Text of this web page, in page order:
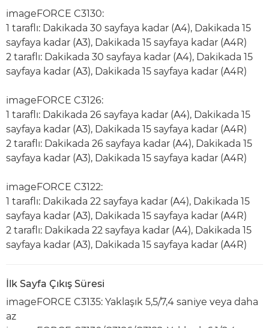
imageFORCE C3130:
1 taraflı: Dakikada 30 sayfaya kadar (A4), Dakikada 15
sayfaya kadar (A3), Dakikada 15 sayfaya kadar (A4R)
2 taraflı: Dakikada 30 sayfaya kadar (A4), Dakikada 15
sayfaya kadar (A3), Dakikada 15 sayfaya kadar (A4R)
imageFORCE C3126:
1 taraflı: Dakikada 26 sayfaya kadar (A4), Dakikada 15
sayfaya kadar (A3), Dakikada 15 sayfaya kadar (A4R)
2 taraflı: Dakikada 26 sayfaya kadar (A4), Dakikada 15
sayfaya kadar (A3), Dakikada 15 sayfaya kadar (A4R)
imageFORCE C3122:
1 taraflı: Dakikada 22 sayfaya kadar (A4), Dakikada 15
sayfaya kadar (A3), Dakikada 15 sayfaya kadar (A4R)
2 taraflı: Dakikada 22 sayfaya kadar (A4), Dakikada 15
sayfaya kadar (A3), Dakikada 15 sayfaya kadar (A4R)
İlk Sayfa Çıkış Süresi
imageFORCE C3135: Yaklaşık 5,5/7,4 saniye veya daha
az